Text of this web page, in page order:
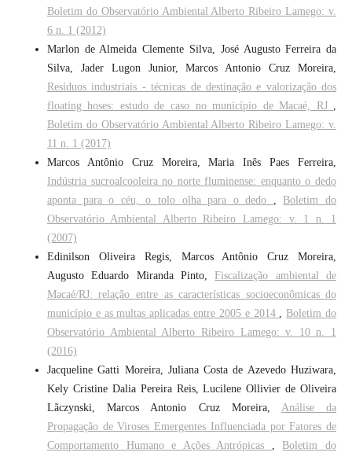
Boletim do Observatório Ambiental Alberto Ribeiro Lamego: v.
6 n. 1 (2012)
Marlon de Almeida Clemente Silva, José Augusto Ferreira da
Silva, Jader Lugon Junior, Marcos Antonio Cruz Moreira,
Resíduos industriais - técnicas de destinação e valorização dos
floating hoses: estudo de caso no município de Macaé, RJ ,
Boletim do Observatório Ambiental Alberto Ribeiro Lamego: v.
11 n. 1 (2017)
Marcos Antônio Cruz Moreira, Maria Inês Paes Ferreira,
Indústria sucroalcooleira no norte fluminense: enquanto o dedo
aponta para o céu, o tolo olha para o dedo , Boletim do
Observatório Ambiental Alberto Ribeiro Lamego: v. 1 n. 1
(2007)
Edinilson Oliveira Regis, Marcos Antônio Cruz Moreira,
Augusto Eduardo Miranda Pinto, Fiscalização ambiental de
Macaé/RJ: relação entre as características socioeconômicas do
município e as multas aplicadas entre 2005 e 2014 , Boletim do
Observatório Ambiental Alberto Ribeiro Lamego: v. 10 n. 1
(2016)
Jacqueline Gatti Moreira, Juliana Costa de Azevedo Huziwara,
Kely Cristine Dalia Pereira Reis, Lucilene Ollivier de Oliveira
Lãczynski, Marcos Antonio Cruz Moreira, Análise da
Propagação de Viroses Emergentes Influenciada por Fatores de
Comportamento Humano e Ações Antrópicas , Boletim do